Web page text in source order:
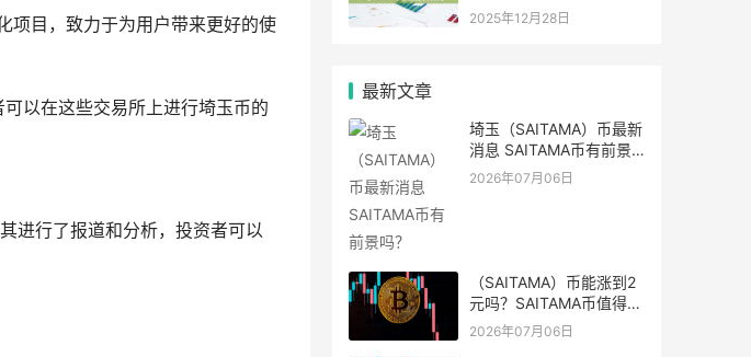
项目，致力于为用户带来更好的使
以在这些交易所上进行埼玉币的
进行了报道和分析，投资者可以
向
2025年12月28日
最新文章
埼玉（SAITAMA）币最新
消息 SAITAMA币有前景
吗？
2026年07月06日
（SAITAMA）币能涨到2
元吗？SAITAMA币值得长
期持有吗？
2026年07月06日